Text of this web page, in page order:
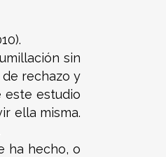
sin
rechazo y
este estudio
ella misma.
ha hecho, o